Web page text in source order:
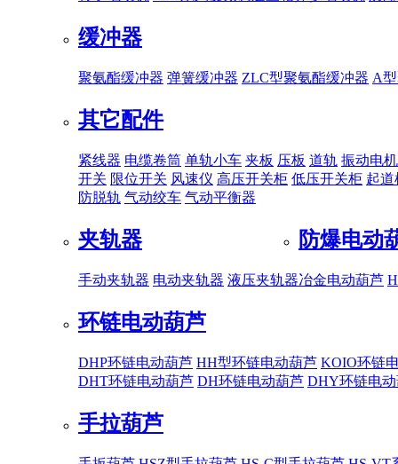
缓冲器
聚氨酯缓冲器 弹簧缓冲器 ZLC型聚氨酯缓冲器 A
其它配件
紧线器 电缆卷筒 单轨小车 夹板 压板 道轨 振动电机
开关 限位开关 风速仪 高压开关柜 低压开关柜 起道
防脱轨 气动绞车 气动平衡器
夹轨器
手动夹轨器 电动夹轨器 液压夹轨器
防爆电动
冶金电动葫芦
环链电动葫芦
DHP环链电动葫芦 HH型环链电动葫芦 KOIO环链
DHT环链电动葫芦 DH环链电动葫芦 DHY环链电
手拉葫芦